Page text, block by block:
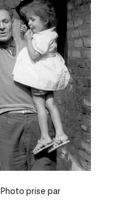
prise par